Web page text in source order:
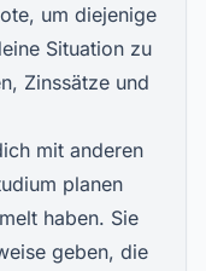
um diejenige
Situation zu
Zinssätze und
mit anderen
planen
haben. Sie
geben, die